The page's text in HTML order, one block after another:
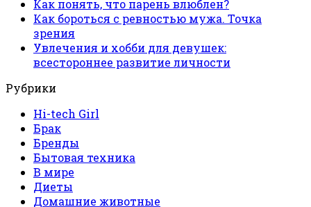
Как понять, что парень влюблен?
Как бороться с ревностью мужа. Точка
зрения
Увлечения и хобби для девушек:
всестороннее развитие личности
Рубрики
Hi-tech Girl
Брак
Бренды
Бытовая техника
В мире
Диеты
Домашние животные